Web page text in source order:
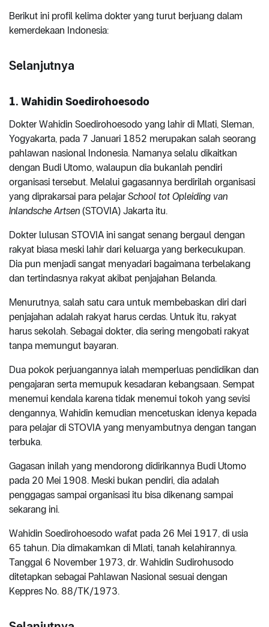
Berikut ini profil kelima dokter yang turut berjuang dalam
kemerdekaan Indonesia:
Selanjutnya
1. Wahidin Soedirohoesodo
Dokter Wahidin Soedirohoesodo yang lahir di Mlati, Sleman,
Yogyakarta, pada 7 Januari 1852 merupakan salah seorang
pahlawan nasional Indonesia. Namanya selalu dikaitkan
dengan Budi Utomo, walaupun dia bukanlah pendiri
organisasi tersebut. Melalui gagasannya berdirilah organisasi
yang diprakarsai para pelajar School tot Opleiding van
Inlandsche Artsen (STOVIA) Jakarta itu.
Dokter lulusan STOVIA ini sangat senang bergaul dengan
rakyat biasa meski lahir dari keluarga yang berkecukupan.
Dia pun menjadi sangat menyadari bagaimana terbelakang
dan tertindasnya rakyat akibat penjajahan Belanda.
Menurutnya, salah satu cara untuk membebaskan diri dari
penjajahan adalah rakyat harus cerdas. Untuk itu, rakyat
harus sekolah. Sebagai dokter, dia sering mengobati rakyat
tanpa memungut bayaran.
Dua pokok perjuangannya ialah memperluas pendidikan dan
pengajaran serta memupuk kesadaran kebangsaan. Sempat
menemui kendala karena tidak menemui tokoh yang sevisi
dengannya, Wahidin kemudian mencetuskan idenya kepada
para pelajar di STOVIA yang menyambutnya dengan tangan
terbuka.
Gagasan inilah yang mendorong didirikannya Budi Utomo
pada 20 Mei 1908. Meski bukan pendiri, dia adalah
penggagas sampai organisasi itu bisa dikenang sampai
sekarang ini.
Wahidin Soedirohoesodo wafat pada 26 Mei 1917, di usia
65 tahun. Dia dimakamkan di Mlati, tanah kelahirannya.
Tanggal 6 November 1973, dr. Wahidin Sudirohusodo
ditetapkan sebagai Pahlawan Nasional sesuai dengan
Keppres No. 88/TK/1973.